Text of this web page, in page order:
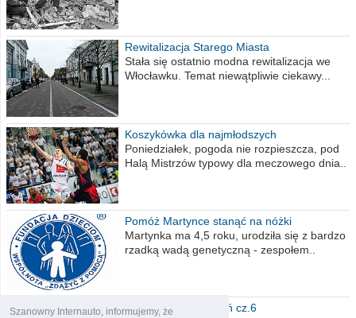
Szanowny Internauto, informujemy, że
Rewitalizacja Starego Miasta
Stała się ostatnio modna rewitalizacja we
Włocławku. Temat niewątpliwie ciekawy...
Koszykówka dla najmłodszych
Poniedziałek, pogoda nie rozpieszcza, pod
Halą Mistrzów typowy dla meczowego dnia..
Pomóż Martynce stanąć na nóżki
Martynka ma 4,5 roku, urodziła się z bardzo
rzadką wadą genetyczną - zespołem..
Polska moich marzeń cz.6